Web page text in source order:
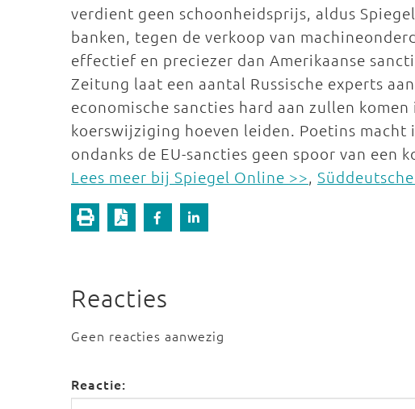
verdient geen schoonheidsprijs, aldus
banken, tegen de verkoop van
effectief en preciezer dan Amerikaanse
Zeitung laat een aantal Russische experts
economische sancties hard aan zullen
koerswijziging hoeven leiden. Poetins
ondanks de EU-sancties geen spoor van een
Lees meer bij Spiegel Online >>,
Reacties
Geen reacties aanwezig
Reactie: